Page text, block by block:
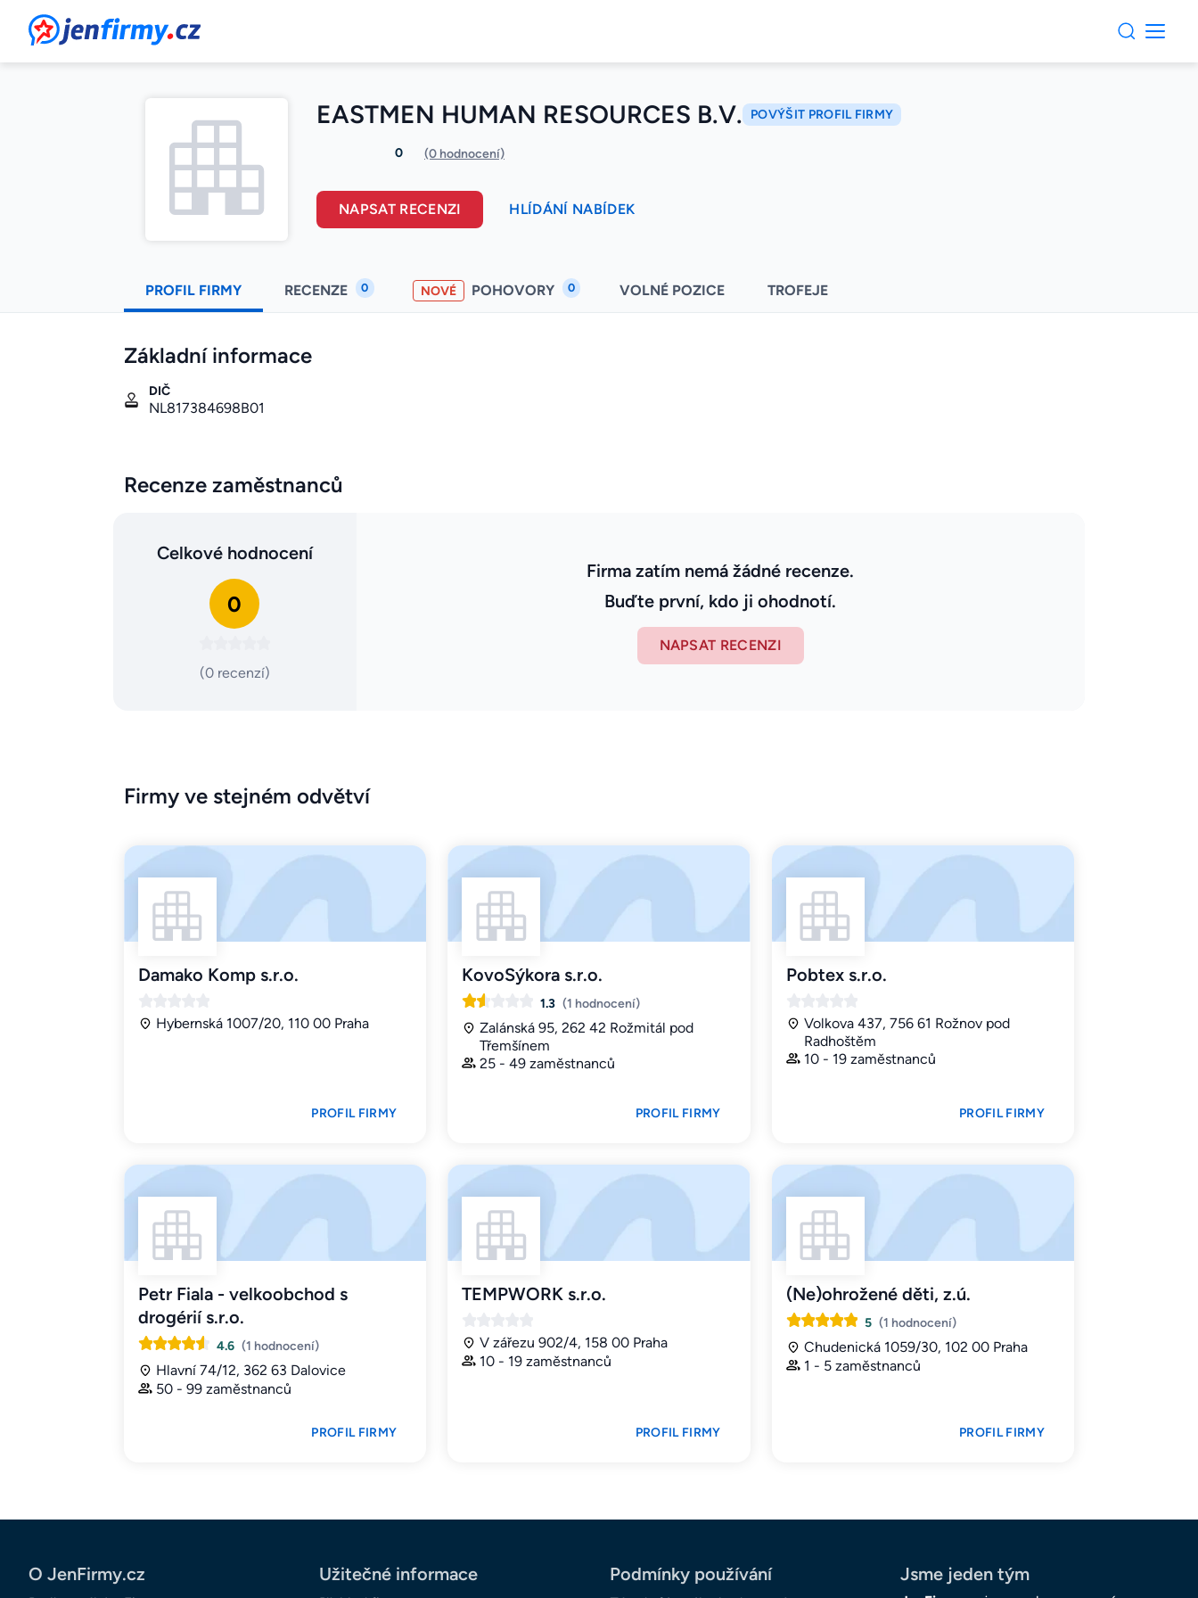
JenFirmy.cz
EASTMEN HUMAN RESOURCES B.V. POVÝŠIT PROFIL FIRMY
0 (0 hodnocení)
NAPSAT RECENZI HLÍDÁNÍ NABÍDEK
PROFIL FIRMY RECENZE 0 NOVÉ POHOVORY 0 VOLNÉ POZICE TROFEJE
Základní informace
DIČ
NL817384698B01
Recenze zaměstnanců
Celkové hodnocení
0
(0 recenzí)
Firma zatím nemá žádné recenze.
Buďte první, kdo ji ohodnotí.
NAPSAT RECENZI
Firmy ve stejném odvětví
Damako Komp s.r.o.
Hybernská 1007/20, 110 00 Praha
PROFIL FIRMY
KovoSýkora s.r.o.
1.3 (1 hodnocení)
Zalánská 95, 262 42 Rožmitál pod
Třemšínem
25 - 49 zaměstnanců
PROFIL FIRMY
Pobtex s.r.o.
Volkova 437, 756 61 Rožnov pod
Radhoštěm
10 - 19 zaměstnanců
PROFIL FIRMY
Petr Fiala - velkoobchod s
drogérií s.r.o.
4.6 (1 hodnocení)
Hlavní 74/12, 362 63 Dalovice
50 - 99 zaměstnanců
PROFIL FIRMY
TEMPWORK s.r.o.
V zářezu 902/4, 158 00 Praha
10 - 19 zaměstnanců
PROFIL FIRMY
(Ne)ohrožené děti, z.ú.
5 (1 hodnocení)
Chudenická 1059/30, 102 00 Praha
1 - 5 zaměstnanců
PROFIL FIRMY
O JenFirmy.cz Užitečné informace Podmínky používání Jsme jeden tým